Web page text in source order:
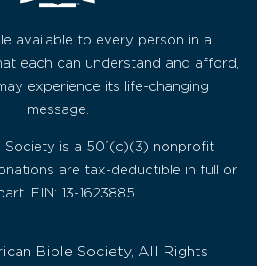
available to every person in a
each can understand and afford,
experience its life-changing
message.
Society is a 501(c)(3) nonprofit
are tax-deductible in full or
EIN: 13-1623885
Bible Society, All Rights